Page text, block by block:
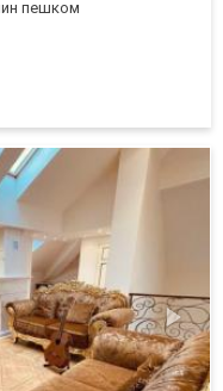
пешком